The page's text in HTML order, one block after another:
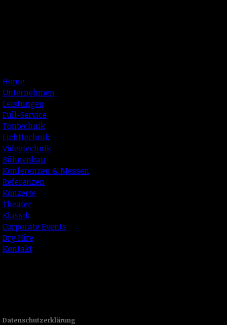
Home
Unternehmen
Leistungen
Full-­Service
Tontechnik
Lichttechnik
Videotechnik
Bühnenbau
Konferenzen & Messen
Referenzen
Konzerte
Theater
Klassik
Corporate Events
Dry Hire
Kontakt
Datenschutzerklärung